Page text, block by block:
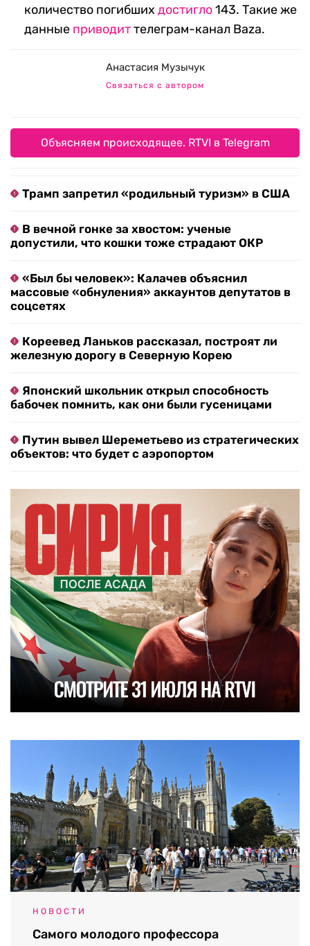
количество погибших достигло143. Такие же
данные приводиттелеграм-канал Baza.
Анастасия Музычук
Связаться с автором
Объясняем происходящее. RTVI в Telegram
Трамп запретил «родильный туризм» в США
В вечной гонке за хвостом: ученые
допустили, что кошки тоже страдают ОКР
«Был бы человек»: Калачев объяснил
массовые «обнуления» аккаунтов депутатов в
соцсетях
Кореевед Ланьков рассказал, построят ли
железную дорогу в Северную Корею
Японский школьник открыл способность
бабочек помнить, как они были гусеницами
Путин вывел Шереметьево из стратегических
объектов: что будет с аэропортом
НОВОСТИ
Самого молодого профессора